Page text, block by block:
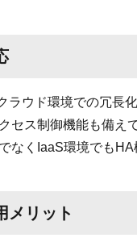
ラウド環境での冗長
セス制御機能も備え
なくIaaS環境でもHA
メリット